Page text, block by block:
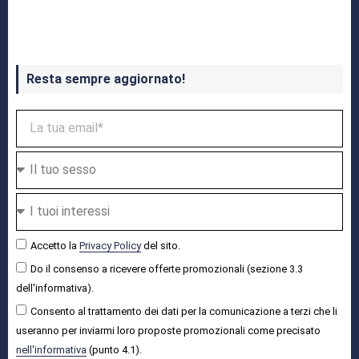
Resta sempre aggiornato!
Accetto la Privacy Policydel sito.
Do il consenso a ricevere offerte promozionali (sezione 3.3
dell'informativa).
Consento al trattamento dei dati per la comunicazione a terzi che li
useranno per inviarmi loro proposte promozionali come precisato
nell'informativa (punto 4.1).